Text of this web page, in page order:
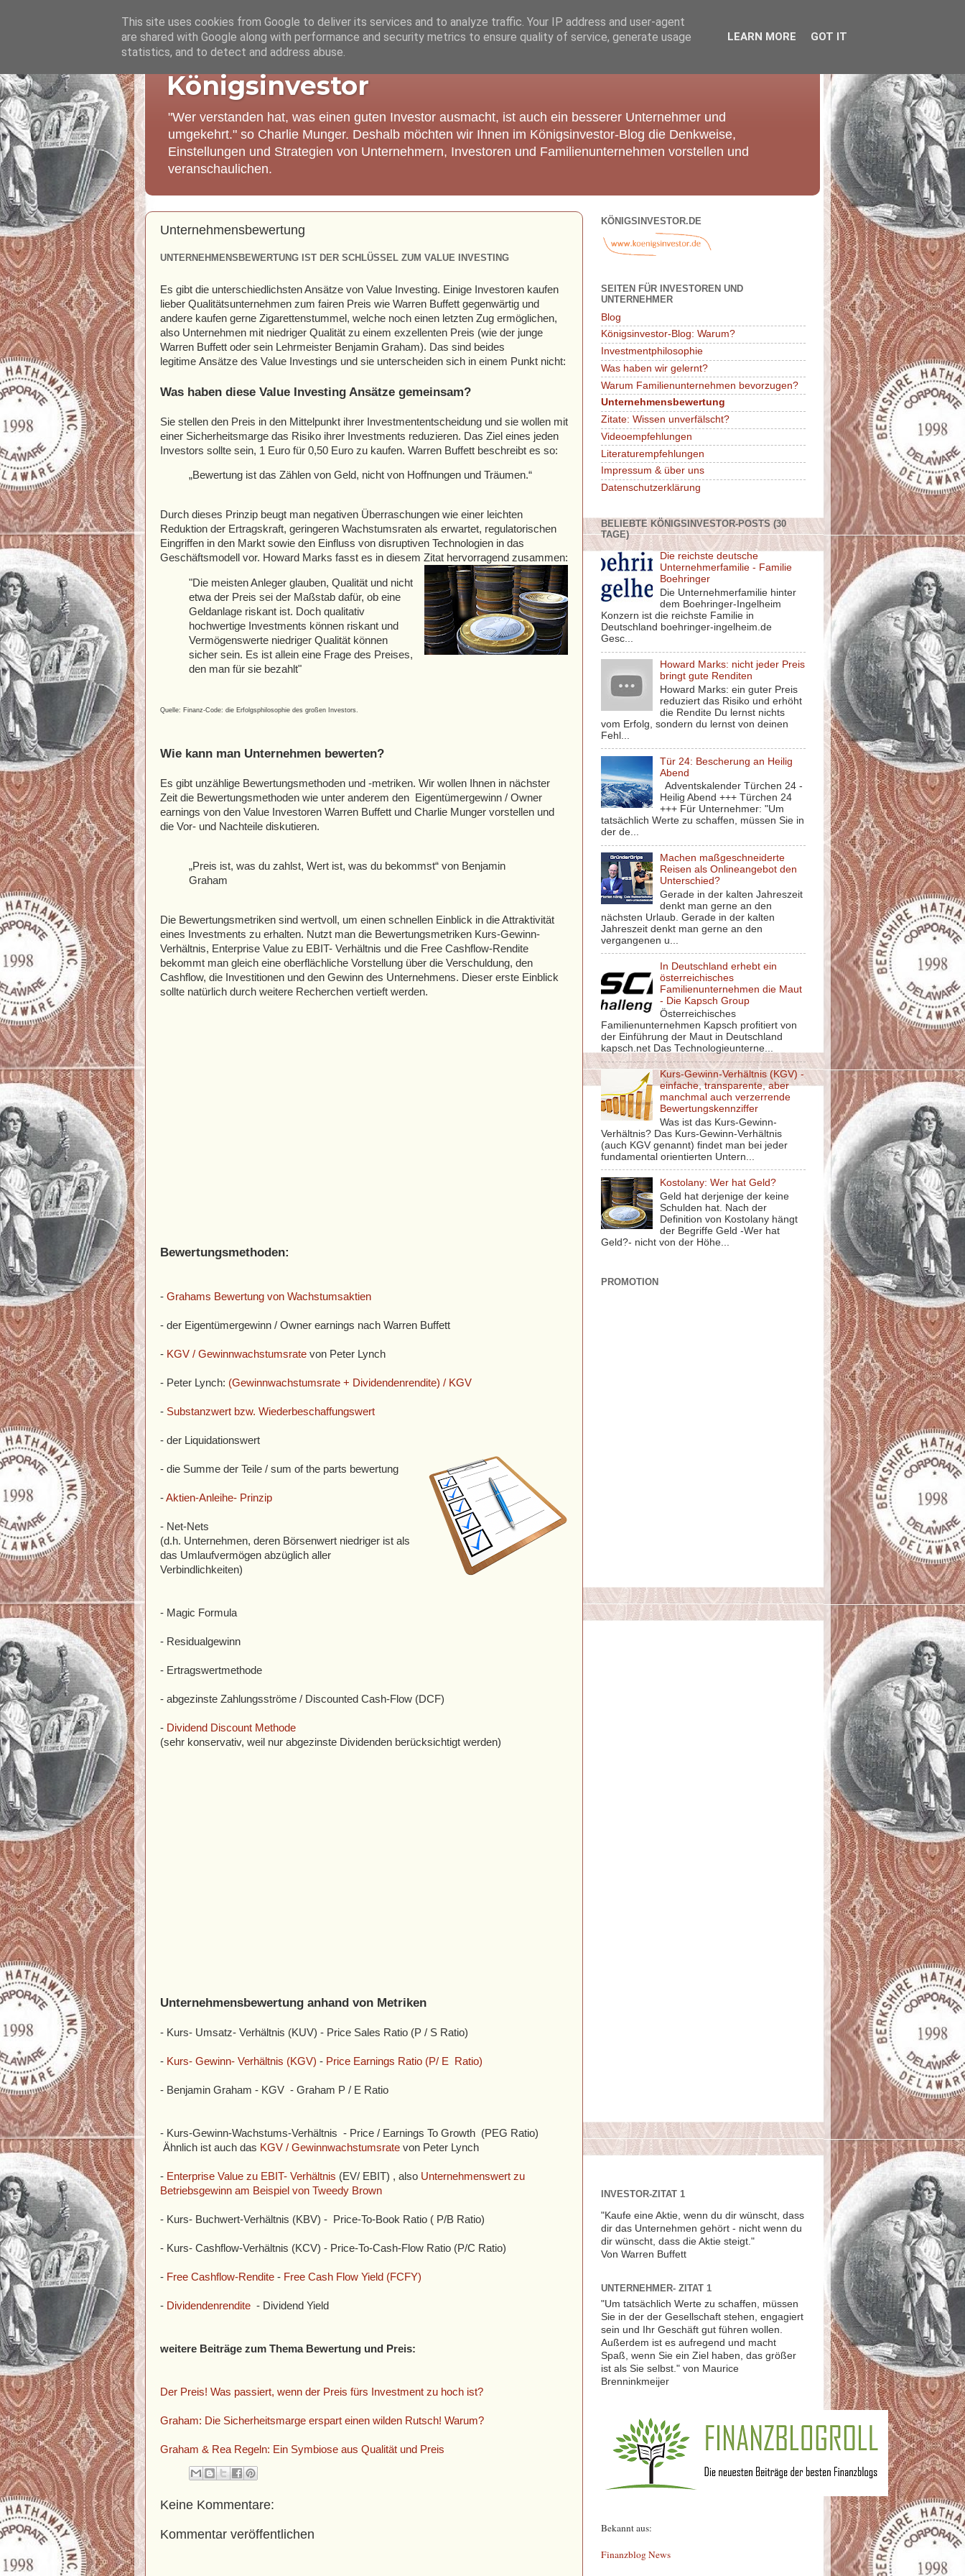
Königsinvestor
"Wer verstanden hat, was einen guten Investor ausmacht, ist auch ein besserer Unternehmer und
umgekehrt." so Charlie Munger. Deshalb möchten wir Ihnen im Königsinvestor-Blog die Denkweise,
Einstellungen und Strategien von Unternehmern, Investoren und Familienunternehmen vorstellen und
veranschaulichen.
Unternehmensbewertung
UNTERNEHMENSBEWERTUNG IST DER SCHLÜSSEL ZUM VALUE INVESTING
Es gibt die unterschiedlichsten Ansätze von Value Investing. Einige Investoren kaufen
lieber Qualitätsunternehmen zum fairen Preis wie Warren Buffett gegenwärtig und
andere kaufen gerne Zigarettenstummel, welche noch einen letzten Zug ermöglichen,
also Unternehmen mit niedriger Qualität zu einem exzellenten Preis (wie der junge
Warren Buffett oder sein Lehrmeister Benjamin Graham). Das sind beides
legitime Ansätze des Value Investings und sie unterscheiden sich in einem Punkt nicht:
Was haben diese Value Investing Ansätze gemeinsam?
Sie stellen den Preis in den Mittelpunkt ihrer Investmententscheidung und sie wollen mit
einer Sicherheitsmarge das Risiko ihrer Investments reduzieren. Das Ziel eines jeden
Investors sollte sein, 1 Euro für 0,50 Euro zu kaufen. Warren Buffett beschreibt es so:
„Bewertung ist das Zählen von Geld, nicht von Hoffnungen und Träumen.“
Durch dieses Prinzip beugt man negativen Überraschungen wie einer leichten
Reduktion der Ertragskraft, geringeren Wachstumsraten als erwartet, regulatorischen
Eingriffen in den Markt sowie den Einfluss von disruptiven Technologien in das
Geschäftsmodell vor. Howard Marks fasst es in diesem Zitat hervorragend zusammen:
"Die meisten Anleger glauben, Qualität und nicht
etwa der Preis sei der Maßstab dafür, ob eine
Geldanlage riskant ist. Doch qualitativ
hochwertige Investments können riskant und
Vermögenswerte niedriger Qualität können
sicher sein. Es ist allein eine Frage des Preises,
den man für sie bezahlt"
Quelle: Finanz-Code: die Erfolgsphilosophie des großen Investors.
Wie kann man Unternehmen bewerten?
Es gibt unzählige Bewertungsmethoden und -metriken. Wir wollen Ihnen in nächster
Zeit die Bewertungsmethoden wie unter anderem den Eigentümergewinn / Owner
earnings von den Value Investoren Warren Buffett und Charlie Munger vorstellen und
die Vor- und Nachteile diskutieren.
„Preis ist, was du zahlst, Wert ist, was du bekommst“ von Benjamin
Graham
Die Bewertungsmetriken sind wertvoll, um einen schnellen Einblick in die Attraktivität
eines Investments zu erhalten. Nutzt man die Bewertungsmetriken Kurs-Gewinn-
Verhältnis, Enterprise Value zu EBIT- Verhältnis und die Free Cashflow-Rendite
bekommt man gleich eine oberflächliche Vorstellung über die Verschuldung, den
Cashflow, die Investitionen und den Gewinn des Unternehmens. Dieser erste Einblick
sollte natürlich durch weitere Recherchen vertieft werden.
Bewertungsmethoden:
- Grahams Bewertung von Wachstumsaktien
- der Eigentümergewinn / Owner earnings nach Warren Buffett
- KGV / Gewinnwachstumsrate von Peter Lynch
- Peter Lynch: (Gewinnwachstumsrate + Dividendenrendite) / KGV
- Substanzwert bzw. Wiederbeschaffungswert
- der Liquidationswert
- die Summe der Teile / sum of the parts bewertung
-Aktien-Anleihe- Prinzip
- Net-Nets
(d.h. Unternehmen, deren Börsenwert niedriger ist als
das Umlaufvermögen abzüglich aller
Verbindlichkeiten)
- Magic Formula
- Residualgewinn
- Ertragswertmethode
- abgezinste Zahlungsströme / Discounted Cash-Flow (DCF)
- Dividend Discount Methode
(sehr konservativ, weil nur abgezinste Dividenden berücksichtigt werden)
Unternehmensbewertung anhand von Metriken
- Kurs- Umsatz- Verhältnis (KUV) - Price Sales Ratio (P / S Ratio)
- Kurs- Gewinn- Verhältnis (KGV) - Price Earnings Ratio (P/ E Ratio)
- Benjamin Graham - KGV - Graham P / E Ratio
- Kurs-Gewinn-Wachstums-Verhältnis - Price / Earnings To Growth (PEG Ratio)
Ähnlich ist auch das KGV / Gewinnwachstumsrate von Peter Lynch
- Enterprise Value zu EBIT- Verhältnis (EV/ EBIT) , also Unternehmenswert zu
Betriebsgewinn am Beispiel von Tweedy Brown
- Kurs- Buchwert-Verhältnis (KBV) - Price-To-Book Ratio ( P/B Ratio)
- Kurs- Cashflow-Verhältnis (KCV) - Price-To-Cash-Flow Ratio (P/C Ratio)
- Free Cashflow-Rendite - Free Cash Flow Yield (FCFY)
- Dividendenrendite - Dividend Yield
weitere Beiträge zum Thema Bewertung und Preis:
Der Preis! Was passiert, wenn der Preis fürs Investment zu hoch ist?
Graham: Die Sicherheitsmarge erspart einen wilden Rutsch! Warum?
Graham & Rea Regeln: Ein Symbiose aus Qualität und Preis
Keine Kommentare:
Kommentar veröffentlichen
KÖNIGSINVESTOR.DE
SEITEN FÜR INVESTOREN UND
UNTERNEHMER
Blog
Königsinvestor-Blog: Warum?
Investmentphilosophie
Was haben wir gelernt?
Warum Familienunternehmen bevorzugen?
Unternehmensbewertung
Zitate: Wissen unverfälscht?
Videoempfehlungen
Literaturempfehlungen
Impressum & über uns
Datenschutzerklärung
BELIEBTE KÖNIGSINVESTOR-POSTS (30
TAGE)
Die reichste deutsche
Unternehmerfamilie - Familie
Boehringer
Die Unternehmerfamilie hinter
dem Boehringer-Ingelheim
Konzern ist die reichste Familie in
Deutschland boehringer-ingelheim.de
Gesc...
Howard Marks: nicht jeder Preis
bringt gute Renditen
Howard Marks: ein guter Preis
reduziert das Risiko und erhöht
die Rendite Du lernst nichts
vom Erfolg, sondern du lernst von deinen
Fehl...
Tür 24: Bescherung an Heilig
Abend
Adventskalender Türchen 24 -
Heilig Abend +++ Türchen 24
+++ Für Unternehmer: "Um
tatsächlich Werte zu schaffen, müssen Sie in
der de...
Machen maßgeschneiderte
Reisen als Onlineangebot den
Unterschied?
Gerade in der kalten Jahreszeit
denkt man gerne an den
nächsten Urlaub. Gerade in der kalten
Jahreszeit denkt man gerne an den
vergangenen u...
In Deutschland erhebt ein
österreichisches
Familienunternehmen die Maut
- Die Kapsch Group
Österreichisches
Familienunternehmen Kapsch profitiert von
der Einführung der Maut in Deutschland
kapsch.net Das Technologieunterne...
Kurs-Gewinn-Verhältnis (KGV) -
einfache, transparente, aber
manchmal auch verzerrende
Bewertungskennziffer
Was ist das Kurs-Gewinn-
Verhältnis? Das Kurs-Gewinn-Verhältnis
(auch KGV genannt) findet man bei jeder
fundamental orientierten Untern...
Kostolany: Wer hat Geld?
Geld hat derjenige der keine
Schulden hat. Nach der
Definition von Kostolany hängt
der Begriffe Geld -Wer hat
Geld?- nicht von der Höhe...
PROMOTION
INVESTOR-ZITAT 1
"Kaufe eine Aktie, wenn du dir wünscht, dass
dir das Unternehmen gehört - nicht wenn du
dir wünscht, dass die Aktie steigt."
Von Warren Buffett
UNTERNEHMER- ZITAT 1
"Um tatsächlich Werte zu schaffen, müssen
Sie in der der Gesellschaft stehen, engagiert
sein und Ihr Geschäft gut führen wollen.
Außerdem ist es aufregend und macht
Spaß, wenn Sie ein Ziel haben, das größer
ist als Sie selbst." von Maurice
Brenninkmeijer
Bekannt aus:
Finanzblog News
This site uses cookies from Google to deliver its services and to analyze traffic. Your IP address and user-agent
are shared with Google along with performance and security metrics to ensure quality of service, generate usage
statistics, and to detect and address abuse.
LEARN MORE GOT IT